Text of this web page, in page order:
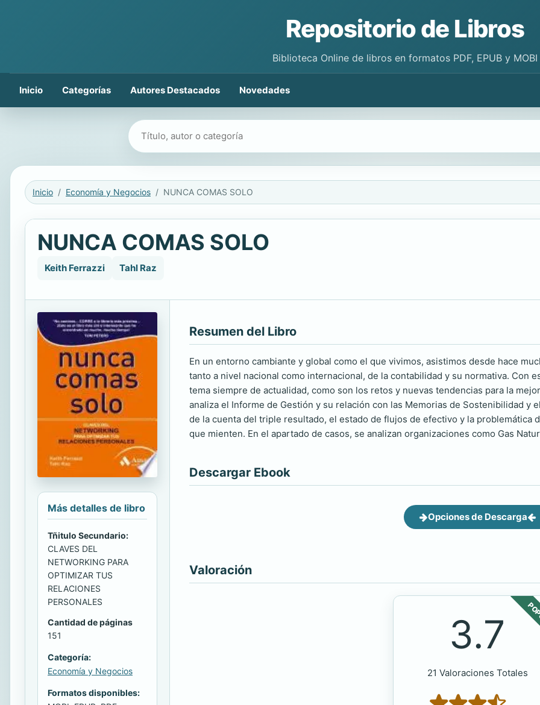
Repositorio de Libros
Biblioteca Online de libros en formatos PDF, EPUB y MOBI
Inicio Categorías Autores Destacados Novedades
Buscar libros
Inicio Economía y Negocios NUNCA COMAS SOLO
NUNCA COMAS SOLO
Keith Ferrazzi Tahl Raz
Más detalles de libro
Tñitulo Secundario:
CLAVES DEL
NETWORKING PARA
OPTIMIZAR TUS
RELACIONES
PERSONALES
Cantidad de páginas
151
Categoría:
Economía y Negocios
Formatos disponibles:
Resumen del Libro
En un entorno cambiante y global como el que vivimos, asistimos desde hace
tanto a nivel nacional como internacional, de la contabilidad y su normativa. Con
tema siempre de actualidad, como son los retos y nuevas tendencias para la
analiza el Informe de Gestión y su relación con las Memorias de Sostenibilidad y
de la cuenta del triple resultado, el estado de flujos de efectivo y la problemática
que mienten. En el apartado de casos, se analizan organizaciones como Gas
Descargar Ebook
Opciones de Descarga
Valoración
3.7
21 Valoraciones Totales